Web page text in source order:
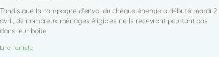
Tandis que la campagne d’envoi du chèque énergie a débuté mardi 2
avril, de nombreux ménages éligibles ne le recevront pourtant pas
dans leur boîte
Lire l'article